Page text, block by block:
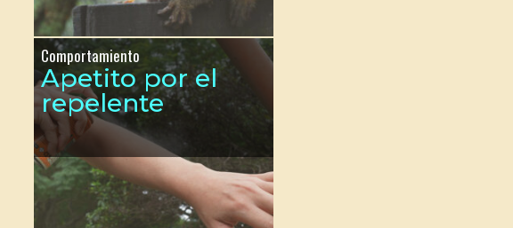
Comportamiento
Apetito por el
repelente